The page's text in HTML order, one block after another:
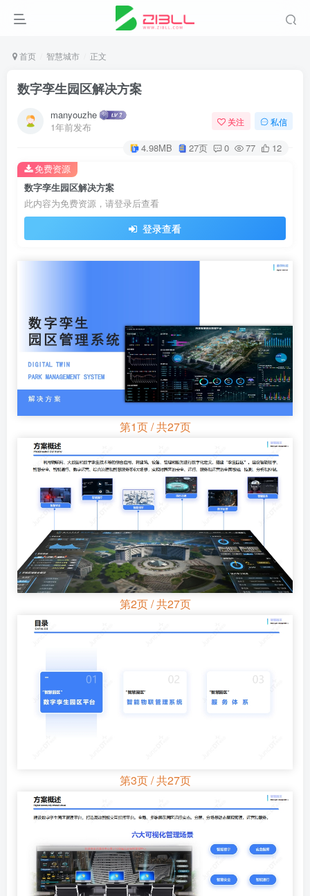
首页 智慧城市 正文
数字孪生园区解决方案
manyouzhe
1年前发布
关注 私信
4.98MB 27页 0 77 12
数字孪生园区解决方案
此内容为免费资源，请登录后查看
登录查看
免费资源
第1页 / 共27页
第2页 / 共27页
第3页 / 共27页